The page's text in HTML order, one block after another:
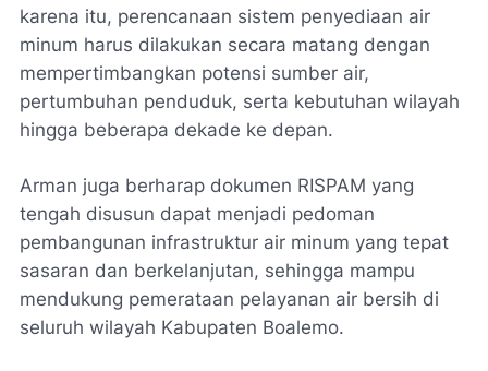
karena itu, perencanaan sistem penyediaan air
minum harus dilakukan secara matang dengan
mempertimbangkan potensi sumber air,
pertumbuhan penduduk, serta kebutuhan wilayah
hingga beberapa dekade ke depan.
Arman juga berharap dokumen RISPAM yang
tengah disusun dapat menjadi pedoman
pembangunan infrastruktur air minum yang tepat
sasaran dan berkelanjutan, sehingga mampu
mendukung pemerataan pelayanan air bersih di
seluruh wilayah Kabupaten Boalemo.